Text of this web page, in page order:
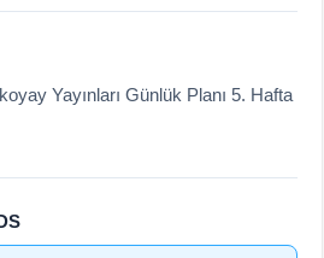
Yayınları Günlük Planı 5. Hafta